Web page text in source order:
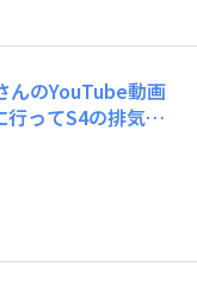
のYouTube動画
ってS4の排気音
でした。やっと、
出来ました。ス
ってありがとうご